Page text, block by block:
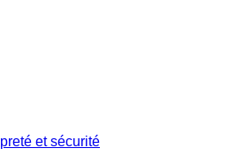
et sécurité